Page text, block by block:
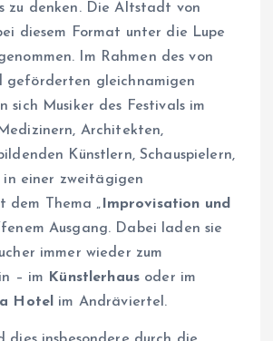
zu denken. Die Altstadt von
diesem Format unter die Lupe
Im Rahmen des von
geförderten gleichnamigen
sich Musiker des Festivals im
Architekten,
Künstlern, Schauspielern,
in einer zweitägigen
dem Thema „ Improvisation und
Ausgang. Dabei laden sie
immer wieder zum
– im
Künstlerhaus oder im
Hotel im Andräviertel.